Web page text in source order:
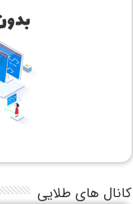
کانال های طلایی